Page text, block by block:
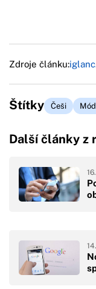
Zdroje článku:
Štítky Češi
Další články z